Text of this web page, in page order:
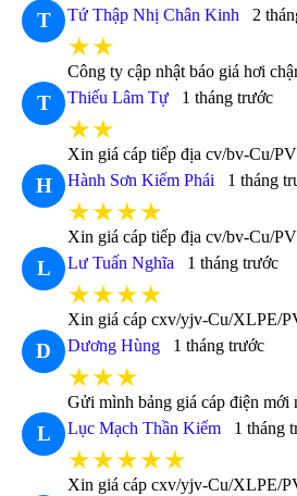
T Tứ Thập Nhị Chân Kinh 2
★★
Công ty cập nhật báo giá hơi
T Thiếu Lâm Tự 1 tháng trước
★★
Xin giá cáp tiếp địa cv/bv-Cu/
H Hành Sơn Kiếm Phái 1 tháng
★★★★
Xin giá cáp tiếp địa cv/bv-Cu/
L Lư Tuấn Nghĩa 1 tháng trước
★★★★
Xin giá cáp cxv/yjv-Cu/XLPE/
D Dương Hùng 1 tháng trước
★★★
Gửi mình bảng giá cáp điện mới
L Lục Mạch Thần Kiếm 1 tháng
★★★★★
Xin giá cáp cxv/yjv-Cu/XLPE/